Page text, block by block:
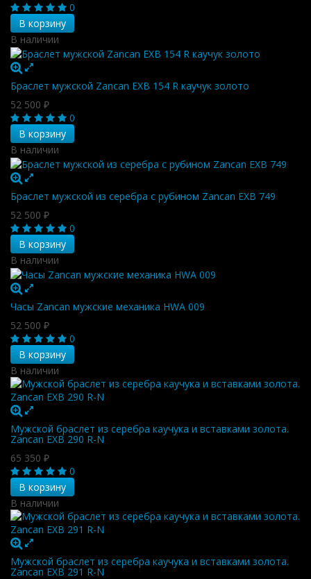
0
В корзину
В наличии
Браслет мужской Zancan EXB 154 R каучук золото
52 500 ₽
0
В корзину
В наличии
Браслет мужской из серебра с рубином Zancan EXB 749
52 500 ₽
0
В корзину
В наличии
Часы Zancan мужские механика HWA 009
52 500 ₽
0
В корзину
В наличии
Мужской браслет из серебра каучука и вставками золота.
Zancan EXB 290 R-N
65 350 ₽
0
В корзину
В наличии
Мужской браслет из серебра каучука и вставками золота.
Zancan EXB 291 R-N